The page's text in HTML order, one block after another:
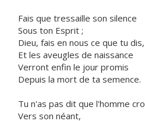
Fais que tressaille son silence
Sous ton Esprit ;
Dieu, fais en nous ce que tu dis,
Et les aveugles de naissance
Verront enfin le jour promis
Depuis la mort de ta semence.
Tu n'as pas dit que l'homme
Vers son néant,